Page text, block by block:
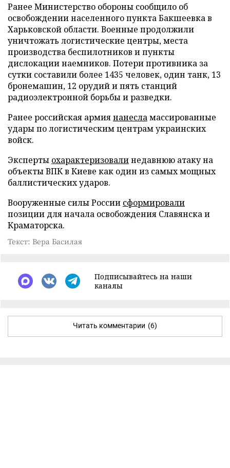
Ранее Министерство обороны сообщило об
освобождении населенного пункта Бакшеевка в
Харьковской области. Военные продолжили
уничтожать логистические центры, места
производства беспилотников и пункты
дислокации наемников. Потери противника за
сутки составили более 1435 человек, один танк, 13
бронемашин, 12 орудий и пять станций
радиоэлектронной борьбы и разведки.
Ранее российская армиянанесламассированные
удары по логистическим центрам украинских
войск.
Эксперты охарактеризовалинедавнюю атаку на
объекты ВПК в Киеве как один из самых мощных
баллистических ударов.
Вооруженные силы России сформировали
позиции для начала освобождения Славянска и
Краматорска.
Текст: Вера Басилая
Подписывайтесь на наши
каналы
Читать комментарии (6)